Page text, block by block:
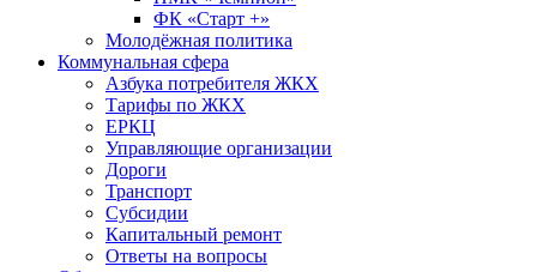
ФК «Старт +»
Молодёжная политика
Коммунальная сфера
Азбука потребителя ЖКХ
Тарифы по ЖКХ
ЕРКЦ
Управляющие организации
Дороги
Транспорт
Субсидии
Капитальный ремонт
Ответы на вопросы